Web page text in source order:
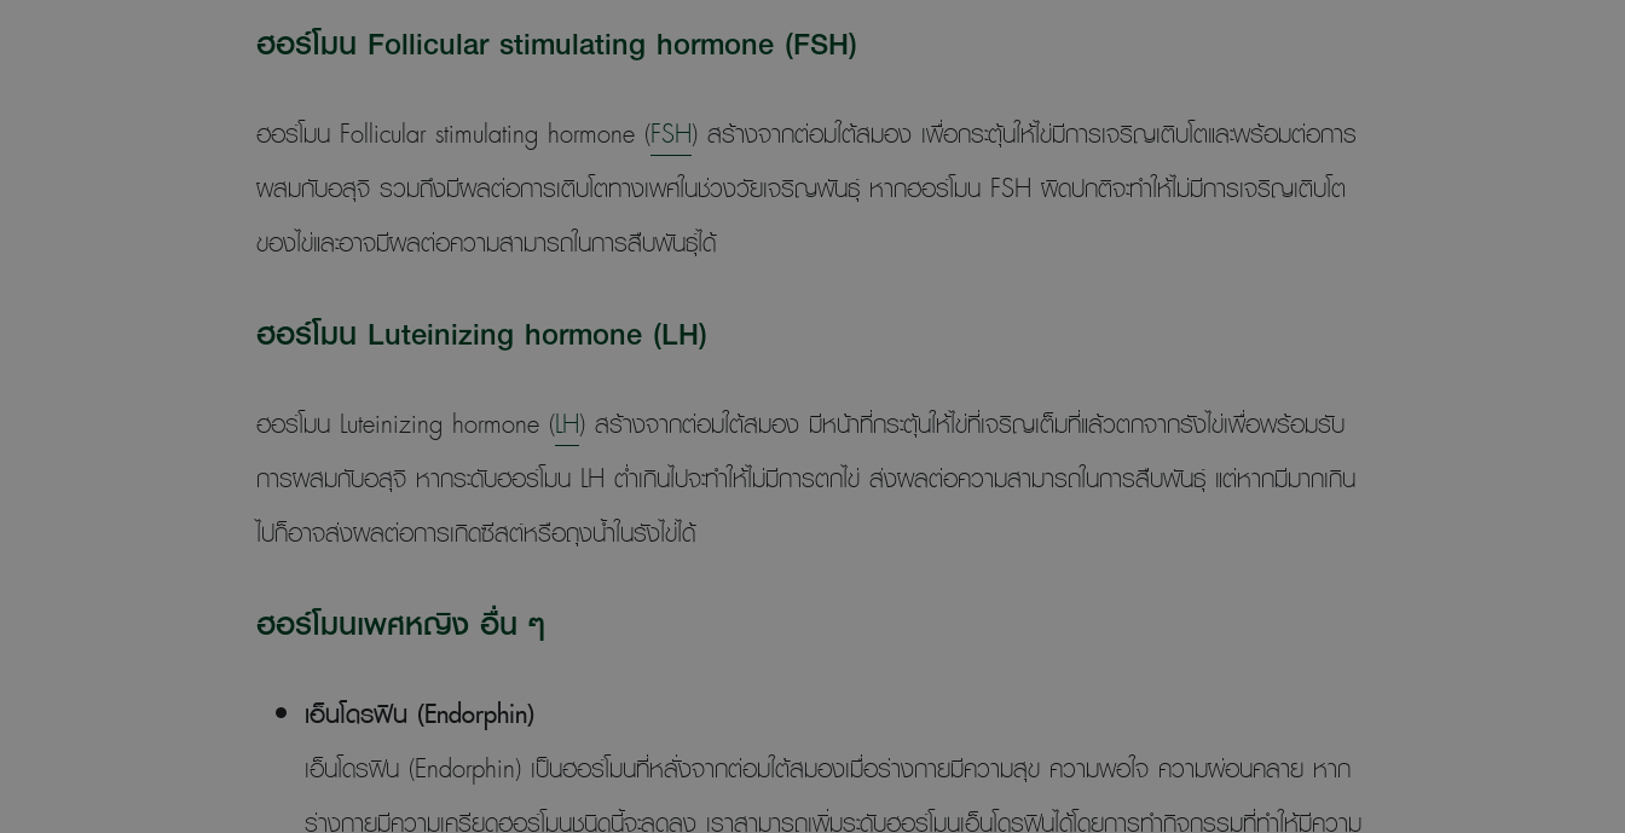
ฮอร์โมน Follicular stimulating hormone (FSH)
ฮอร์โมน Follicular stimulating hormone (FSH) สร้างจากต่อมใต้สมอง เพื่อกระตุ้นให้ไข่มีการเจริญเติบโตและพร้อมต่อการ
ผสมกับอสุจิ รวมถึงมีผลต่อการเติบโตทางเพศในช่วงวัยเจริญพันธุ์ หากฮอร์โมน FSH ผิดปกติจะทำให้ไม่มีการเจริญเติบโต
ของไข่และอาจมีผลต่อความสามารถในการสืบพันธุ์ได้
ฮอร์โมน Luteinizing hormone (LH)
ฮอร์โมน Luteinizing hormone (LH) สร้างจากต่อมใต้สมอง มีหน้าที่กระตุ้นให้ไข่ที่เจริญเต็มที่แล้วตกจากรังไข่เพื่อพร้อมรับ
การผสมกับอสุจิ หากระดับฮอร์โมน LH ต่ำเกินไปจะทำให้ไม่มีการตกไข่ ส่งผลต่อความสามารถในการสืบพันธุ์ แต่หากมีมากเกิน
ไปก็อาจส่งผลต่อการเกิดซีสต์หรือถุงน้ำในรังไข่ได้
ฮอร์โมนเพศหญิง อื่น ๆ
เอ็นโดรฟิน (Endorphin)
เอ็นโดรฟิน (Endorphin) เป็นฮอร์โมนที่หลั่งจากต่อมใต้สมองเมื่อร่างกายมีความสุข ความพอใจ ความผ่อนคลาย หาก
ร่างกายมีความเครียดฮอร์โมนชนิดนี้จะลดลง เราสามารถเพิ่มระดับฮอร์โมนเอ็นโดรฟินได้โดยการทำกิจกรรมที่ทำให้มีความ